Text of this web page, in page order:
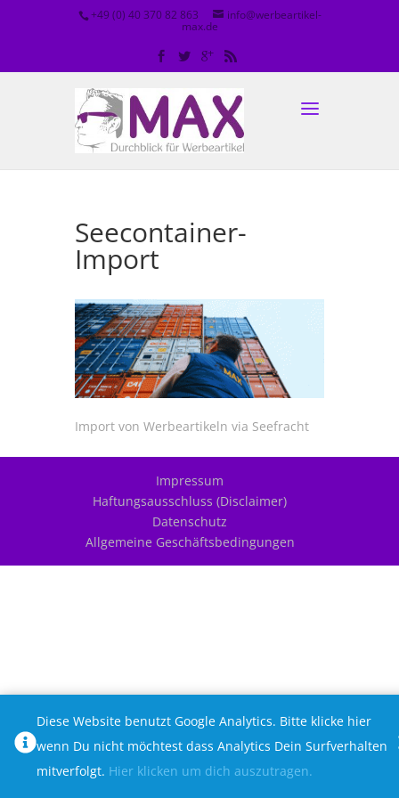
+49 (0) 40 370 82 863 info@werbeartikel-
max.de
Seecontainer-
Import
Import von Werbeartikeln via Seefracht
Impressum
Haftungsausschluss (Disclaimer)
Datenschutz
Allgemeine Geschäftsbedingungen
Diese Website benutzt Google Analytics. Bitte klicke hier
wenn Du nicht möchtest dass Analytics Dein Surfverhalten
mitverfolgt. Hier klicken um dich auszutragen.